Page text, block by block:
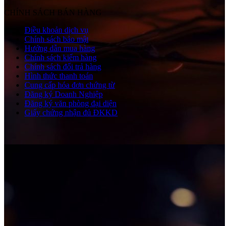
CHÍNH SÁCH BÁN HÀNG
Điều khoản dịch vụ
Chính sách bảo mật
Hướng dẫn mua hàng
Chính sách kiểm hàng
Chính sách đổi trả hàng
Hình thức thanh toán
Cung cấp hóa đơn chứng từ
Đăng ký Doanh Nghiệp
Đăng ký văn phòng đại diện
Giấy chứng nhận đủ ĐKKD